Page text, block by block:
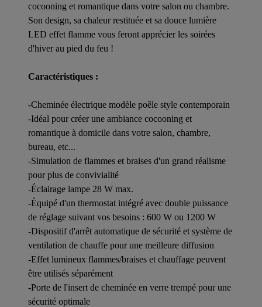
cocooning et romantique dans votre salon ou chambre.
Son design, sa chaleur restituée et sa douce lumière
LED effet flamme vous feront apprécier les soirées
d'hiver au pied du feu !
Caractéristiques :
-Cheminée électrique modèle poêle style contemporain
-Idéal pour créer une ambiance cocooning et
romantique à domicile dans votre salon, chambre,
bureau, etc...
-Simulation de flammes et braises d'un grand réalisme
pour plus de convivialité
-Éclairage lampe 28 W max.
-Équipé d'un thermostat intégré avec double puissance
de réglage suivant vos besoins : 600 W ou 1200 W
-Dispositif d'arrêt automatique de sécurité et système de
ventilation de chauffe pour une meilleure diffusion
-Effet lumineux flammes/braises et chauffage peuvent
être utilisés séparément
-Porte de l'insert de cheminée en verre trempé pour une
sécurité optimale